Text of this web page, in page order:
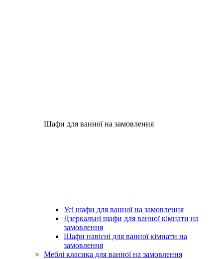
Шафи для ванної на замовлення
Усі шафи для ванної на замовлення
Дзеркальні шафи для ванної кімнати на
замовлення
Шафи навісні для ванної кімнати на
замовлення
Меблі класика для ванної на замовлення